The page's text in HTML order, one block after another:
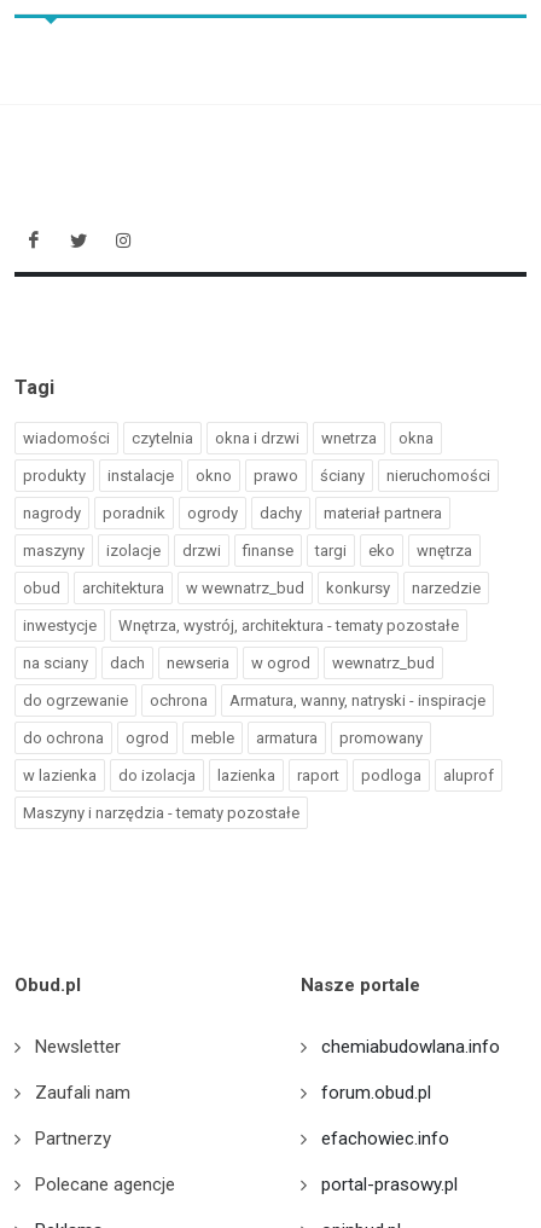
Tagi
wiadomości czytelnia okna i drzwi wnetrza okna
produkty instalacje okno prawo ściany nieruchomości
nagrody poradnik ogrody dachy materiał partnera
maszyny izolacje drzwi finanse targi eko wnętrza
obud architektura w wewnatrz_bud konkursy narzedzie
inwestycje Wnętrza, wystrój, architektura - tematy pozostałe
na sciany dach newseria w ogrod wewnatrz_bud
do ogrzewanie ochrona Armatura, wanny, natryski - inspiracje
do ochrona ogrod meble armatura promowany
w lazienka do izolacja lazienka raport podloga aluprof
Maszyny i narzędzia - tematy pozostałe
Obud.pl
Newsletter
Zaufali nam
Partnerzy
Polecane agencje
Nasze portale
chemiabudowlana.info
forum.obud.pl
efachowiec.info
portal-prasowy.pl